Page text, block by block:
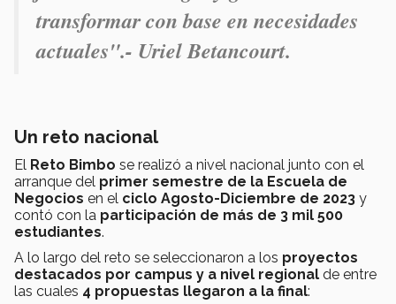
transformar con base en necesidades
actuales".- Uriel Betancourt.
Un reto nacional
El Reto Bimbo se realizó a nivel nacional junto con el
arranque del primer semestre de la Escuela de
Negocios en el ciclo Agosto-Diciembre de 2023 y
contó con la participación de más de 3 mil 500
estudiantes.
A lo largo del reto se seleccionaron a los proyectos
destacados por campus y a nivel regional de entre
las cuales 4 propuestas llegaron a la final: